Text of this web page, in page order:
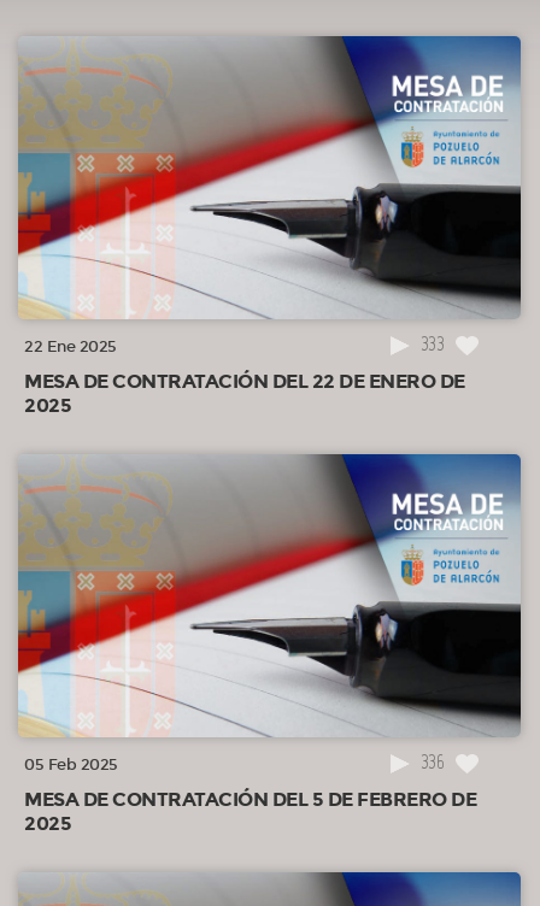
22 Ene 2025 333
MESA DE CONTRATACIÓN DEL 22 DE ENERO DE
2025
05 Feb 2025 336
MESA DE CONTRATACIÓN DEL 5 DE FEBRERO DE
2025